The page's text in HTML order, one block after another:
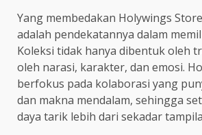
Yang membedakan Holywings
adalah pendekatannya dalam
Koleksi tidak hanya dibentuk oleh
oleh narasi, karakter, dan emosi.
berfokus pada kolaborasi yang
dan makna mendalam, sehingga
daya tarik lebih dari sekadar